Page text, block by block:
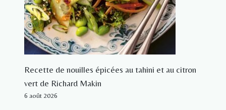
Recette de nouilles épicées au tahini et au citron
vert de Richard Makin
6 août 2026